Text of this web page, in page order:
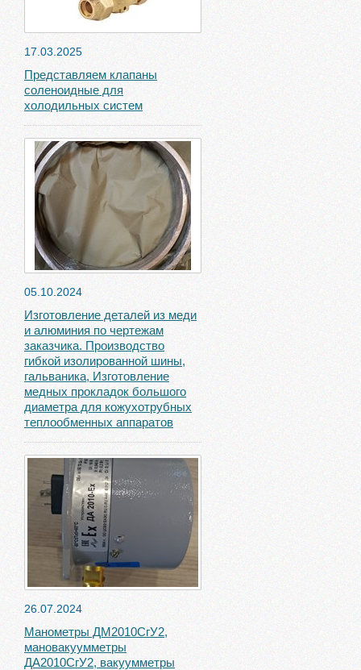
17.03.2025
Представляем клапаны
соленоидные для
холодильных систем
05.10.2024
Изготовление деталей из меди
и алюминия по чертежам
заказчика. Производство
гибкой изолированной шины,
гальваника, Изготовление
медных прокладок большого
диаметра для кожухотрубных
теплообменных аппаратов
26.07.2024
Манометры ДМ2010СгУ2,
мановакуумметры
ДА2010СгУ2, вакуумметры